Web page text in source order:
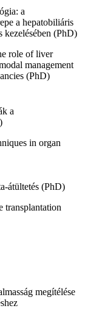
a
a hepatobiliáris
kezelésében (PhD)
role of liver
management
(PhD)
a
in organ
átültetés (PhD)
transplantation
megítélése